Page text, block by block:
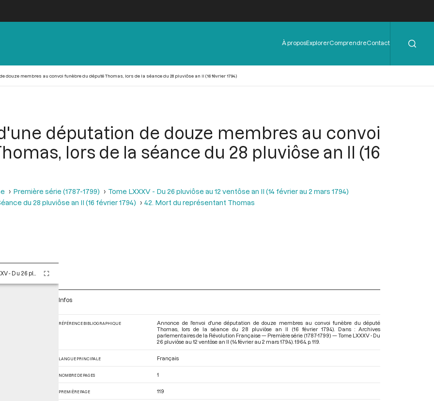
Menu
de
À proposExplorerComprendreContact
douze membres au convoi funèbre du député Thomas, lors de la séance du 28 pluviôse an II (16 février 1794)
députation de douze membres au convoi
lors de la séance du 28 pluviôse an II (16
Première série (1787-1799)
Tome LXXXV - Du 26 pluviôse au 12 ventôse an II (14 février au 2 mars 1794)
du 28 pluviôse an II (16 février 1794) 42. Mort du représentant Thomas
Infos
RÉFÉRENCE BIBLIOGRAPHIQUE
Annonce de l'envoi d'une députation de douze membres au convoi funèbre du député
Thomas, lors de la séance du 28 pluviôse an II (16 février 1794). Dans : Archives
parlementaires de la Révolution Française — Première série (1787-1799) — Tome LXXXV - Du
26 pluviôse au 12 ventôse an II (14 février au 2 mars 1794) . 1964. p. 119.
LANGUE PRINCIPALE Français
NOMBRE DE PAGES 1
PREMIÈRE PAGE 119